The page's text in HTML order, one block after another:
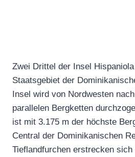
Zwei Drittel der Insel
Staatsgebiet der
Insel wird von Nordwesten
parallelen Bergketten
ist mit 3.175 m der höchste
Central der Dominikanischen
Tieflandfurchen erstrecken